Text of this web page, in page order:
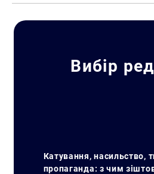
Вибір
Катування, насильство,
пропаганда: з чим